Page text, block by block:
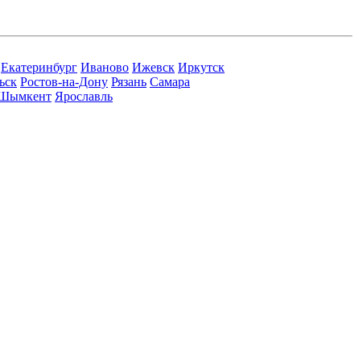
Екатеринбург Иваново Ижевск Иркутск
Ростов-на-Дону Рязань Самара
Ярославль